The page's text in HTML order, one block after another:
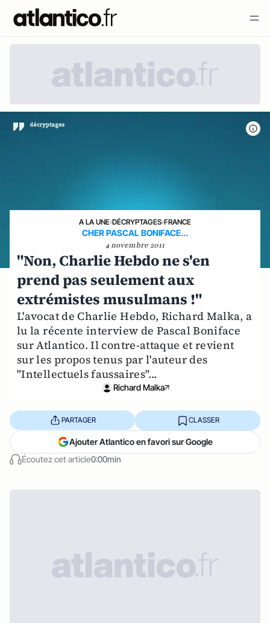
A LA UNE›DÉCRYPTAGES›FRANCE
CHER PASCAL BONIFACE...
4 novembre 2011
"Non, Charlie Hebdo ne s'en
prend pas seulement aux
extrémistes musulmans !"
L'avocat de Charlie Hebdo, Richard Malka, a
lu la récente interview de Pascal Boniface
sur Atlantico. Il contre-attaque et revient
sur les propos tenus par l'auteur des
"Intellectuels faussaires"...
Richard Malka
Écoutez cet article0:00min
PARTAGER CLASSER
Ajouter Atlantico en favori sur Google